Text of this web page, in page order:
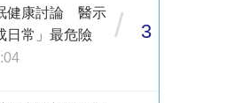
健康討論 醫示
日常」最危險
/ 3